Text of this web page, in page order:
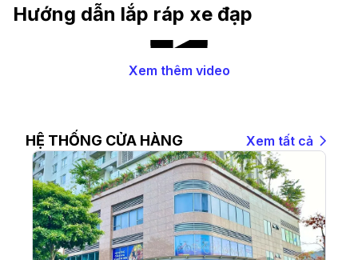
Hướng dẫn lắp ráp xe đạp
Xem thêm video
HỆ THỐNG CỬA HÀNG Xem tất cả